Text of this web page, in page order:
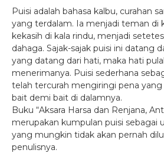
Puisi adalah bahasa kalbu, curahan
yang terdalam. Ia menjadi teman di
kekasih di kala rindu, menjadi
dahaga. Sajak-sajak puisi ini datang
yang datang dari hati, maka hati
menerimanya. Puisi sederhana
telah tercurah mengiringi pena
bait demi bait di dalamnya.
Buku “Aksara Harsa dan Renjana,
merupakan kumpulan puisi sebagai
yang mungkin tidak akan pernah
penulisnya.